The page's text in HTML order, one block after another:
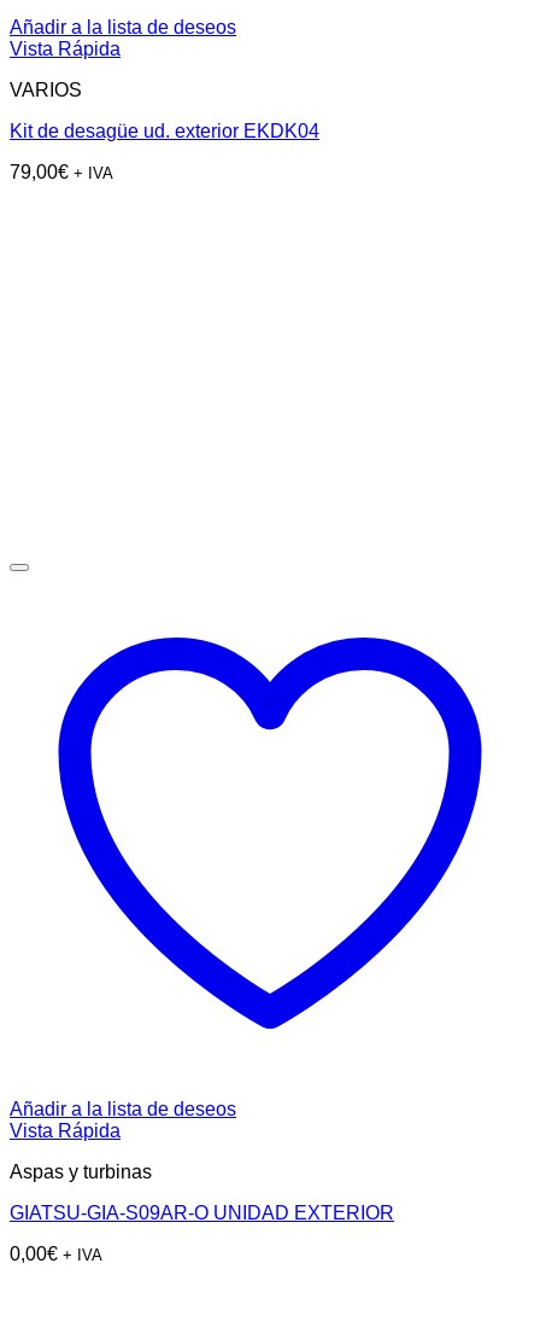
Añadir a la lista de deseos
Vista Rápida
VARIOS
Kit de desagüe ud. exterior EKDK04
79,00€ + IVA
Añadir a la lista de deseos
Vista Rápida
Aspas y turbinas
GIATSU-GIA-S09AR-O UNIDAD EXTERIOR
0,00€ + IVA